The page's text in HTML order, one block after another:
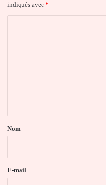
indiqués avec *
a
e
Nom
E-mail